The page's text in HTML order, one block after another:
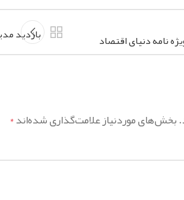
نامه دنیای اقتصاد
بازدید
بخش‌های موردنیاز علامت‌گذاری شده‌اند*